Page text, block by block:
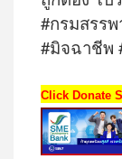
#กรมสรร
#มิจฉาชีพ
Click Donate